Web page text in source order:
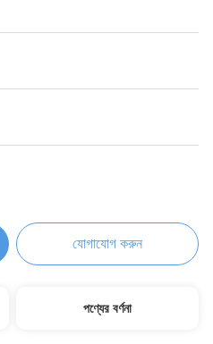
যোগাযোগ করুন
পণ্যের বর্ণনা